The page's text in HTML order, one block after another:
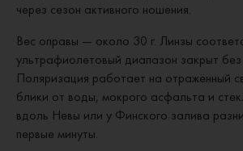
через сезон активного ношения.
Вес оправы — около 30 г. Линзы
ультрафиолетовый диапазон закрыт
Поляризация работает на отражённый
блики от воды, мокрого асфальта и
вдоль Невы или у Финского залива
первые минуты.